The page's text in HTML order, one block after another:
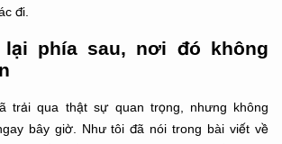
đi.
phía sau, nơi đó không
trải qua thật sự quan trọng, nhưng không
bây giờ. Như tôi đã nói trong bài viết về